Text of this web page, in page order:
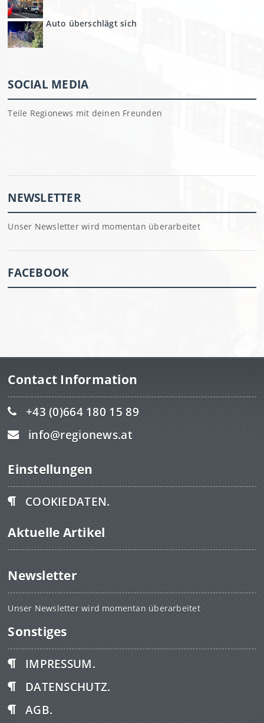
Auto überschlägt sich
SOCIAL MEDIA
Teile Regionews mit deinen Freunden
NEWSLETTER
Unser Newsletter wird momentan überarbeitet
FACEBOOK
Contact Information
+43 (0)664 180 15 89
info@regionews.at
Einstellungen
COOKIEDATEN.
Aktuelle Artikel
Newsletter
Unser Newsletter wird momentan überarbeitet
Sonstiges
IMPRESSUM.
DATENSCHUTZ.
AGB.